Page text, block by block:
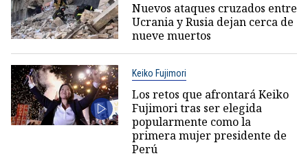
Nuevos ataques cruzados entre
Ucrania y Rusia dejan cerca de
nueve muertos
Keiko Fujimori
Los retos que afrontará Keiko
Fujimori tras ser elegida
popularmente como la
primera mujer presidente de
Perú